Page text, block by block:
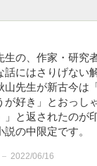
生の、作家・研究
にはさりげない
先生が新古今は
が好き」とおっし
」と返されたのが
の中限定です。
2022/06/16